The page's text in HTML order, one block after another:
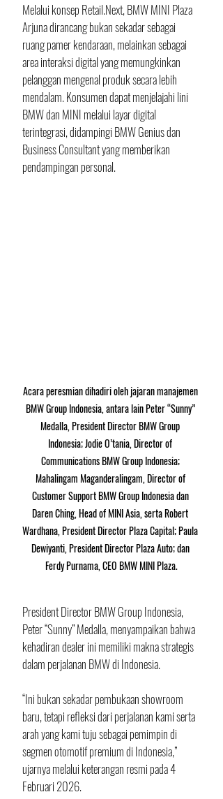
Melalui konsep Retail.Next, BMW MINI Plaza
Arjuna dirancang bukan sekadar sebagai
ruang pamer kendaraan, melainkan sebagai
area interaksi digital yang memungkinkan
pelanggan mengenal produk secara lebih
mendalam. Konsumen dapat menjelajahi lini
BMW dan MINI melalui layar digital
terintegrasi, didampingi BMW Genius dan
Business Consultant yang memberikan
pendampingan personal.
Acara peresmian dihadiri oleh jajaran manajemen
BMW Group Indonesia, antara lain Peter “Sunny”
Medalla, President Director BMW Group
Indonesia; Jodie O’tania, Director of
Communications BMW Group Indonesia;
Mahalingam Maganderalingam, Director of
Customer Support BMW Group Indonesia dan
Daren Ching, Head of MINI Asia, serta Robert
Wardhana, President Director Plaza Capital; Paula
Dewiyanti, President Director Plaza Auto; dan
Ferdy Purnama, CEO BMW MINI Plaza.
President Director BMW Group Indonesia,
Peter “Sunny” Medalla, menyampaikan bahwa
kehadiran dealer ini memiliki makna strategis
dalam perjalanan BMW di Indonesia.
“Ini bukan sekadar pembukaan showroom
baru, tetapi refleksi dari perjalanan kami serta
arah yang kami tuju sebagai pemimpin di
segmen otomotif premium di Indonesia,”
ujarnya melalui keterangan resmi pada 4
Februari 2026.